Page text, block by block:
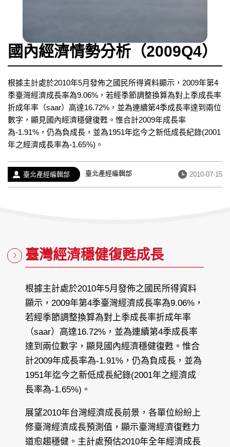
國內經濟情勢分析（2009Q4）
根據主計處於2010年5月發佈之國民所得資料顯示，2009年第4
季臺灣經濟成長率為9.06%，若經季節調整換算為對上季成長率
折成年率（saar）高達16.72%，並為連續第4季成長率達到兩位
數字，顯見國內經濟穩健復甦。惟合計2009年成長率
為-1.91%，仍為負成長，並為1951年迄今之新低成長紀錄(2001
年之經濟成長率為-1.65%)。
作
者：
臺北產經編輯部
經
歷：
臺北產經編輯部
發
布
2010-07-15
臺灣經濟穩健復甦成長
根據主計處於2010年5月發佈之國民所得資料
顯示，2009年第4季臺灣經濟成長率為9.06%，
若經季節調整換算為對上季成長率折成年率
（saar）高達16.72%，並為連續第4季成長率
達到兩位數字，顯見國內經濟穩健復甦。惟合
計2009年成長率為-1.91%，仍為負成長，並為
1951年迄今之新低成長紀錄(2001年之經濟成
長率為-1.65%)。
展望2010年台灣經濟成長前景，各單位紛紛上
修臺灣經濟成長預測值，顯示臺灣經濟復甦力
道愈趨穩健。主計處預估2010年全年經濟成長